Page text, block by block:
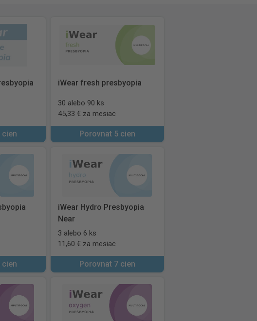
cien
iWear fresh presbyopia
30 alebo 90 ks
45,33 € za mesiac
Porovnat 5 cien
cien
iWear Hydro Presbyopia
Near
3 alebo 6 ks
11,60 € za mesiac
Porovnat 7 cien